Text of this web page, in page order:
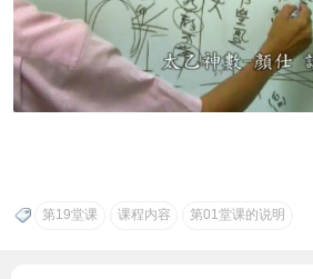
第19堂课 课程内容 第01堂课的说明